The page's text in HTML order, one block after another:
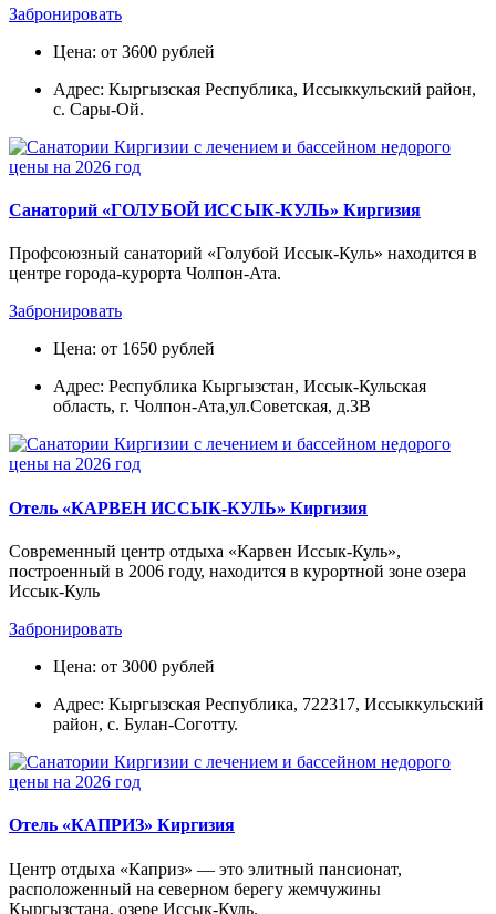
Забронировать
Цена: от 3600 рублей
Адрес: Кыргызская Республика, Иссыккульский район,
с. Сары-Ой.
Санаторий «ГОЛУБОЙ ИССЫК-КУЛЬ» Киргизия
Профсоюзный санаторий «Голубой Иссык-Куль» находится в
центре города-курорта Чолпон-Ата.
Забронировать
Цена: от 1650 рублей
Адрес: Республика Кыргызстан, Иссык-Кульская
область, г. Чолпон-Ата,ул.Советская, д.3В
Отель «КАРВЕН ИССЫК-КУЛЬ» Киргизия
Современный центр отдыха «Карвен Иссык-Куль»,
построенный в 2006 году, находится в курортной зоне озера
Иссык-Куль
Забронировать
Цена: от 3000 рублей
Адрес: Кыргызская Республика, 722317, Иссыккульский
район, с. Булан-Соготту.
Отель «КАПРИЗ» Киргизия
Центр отдыха «Каприз» — это элитный пансионат,
расположенный на северном берегу жемчужины
Кыргызстана, озере Иссык-Куль.